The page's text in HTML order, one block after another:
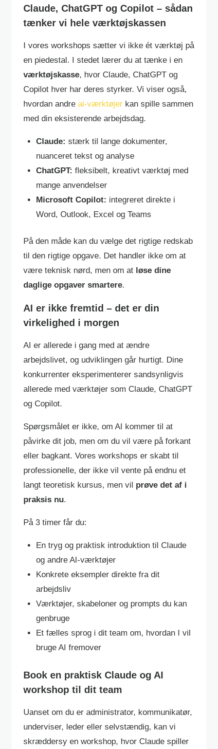
Claude, ChatGPT og Copilot – sådan
tænker vi hele værktøjskassen
I vores workshops sætter vi ikke ét værktøj på
en piedestal. I stedet lærer du at tænke i en
værktøjskasse, hvor Claude, ChatGPT og
Copilot hver har deres styrker. Vi viser også,
hvordan andre ai-værktøjer kan spille sammen
med din eksisterende arbejdsdag.
Claude: stærk til lange dokumenter,
nuanceret tekst og analyse
ChatGPT: fleksibelt, kreativt værktøj med
mange anvendelser
Microsoft Copilot: integreret direkte i
Word, Outlook, Excel og Teams
På den måde kan du vælge det rigtige redskab
til den rigtige opgave. Det handler ikke om at
være teknisk nørd, men om at løse dine
daglige opgaver smartere.
AI er ikke fremtid – det er din
virkelighed i morgen
AI er allerede i gang med at ændre
arbejdslivet, og udviklingen går hurtigt. Dine
konkurrenter eksperimenterer sandsynligvis
allerede med værktøjer som Claude, ChatGPT
og Copilot.
Spørgsmålet er ikke, om AI kommer til at
påvirke dit job, men om du vil være på forkant
eller bagkant. Vores workshops er skabt til
professionelle, der ikke vil vente på endnu et
langt teoretisk kursus, men vil prøve det af i
praksis nu.
På 3 timer får du:
En tryg og praktisk introduktion til Claude
og andre AI-værktøjer
Konkrete eksempler direkte fra dit
arbejdsliv
Værktøjer, skabeloner og prompts du kan
genbruge
Et fælles sprog i dit team om, hvordan I vil
bruge AI fremover
Book en praktisk Claude og AI
workshop til dit team
Uanset om du er administrator, kommunikatør,
underviser, leder eller selvstændig, kan vi
skræddersy en workshop, hvor Claude spiller